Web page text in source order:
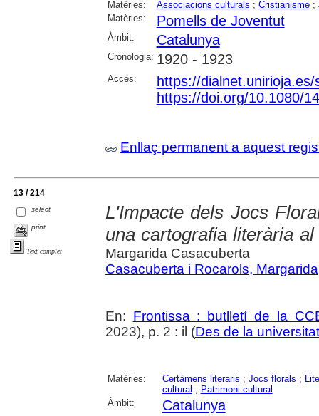
Matèries: Associacions culturals ; Cristianisme;
Matèries:
Pomells de Joventut
Àmbit: Catalunya
Cronologia: 1920 - 1923
Accés:
https://
https://doi.org/10.1080/
Enllaç permanent a aquest
13 / 214
select
print
Text complet
L'Impacte dels Jocs
una cartografia literària
Margarida Casacuberta
Casacuberta i Rocarols, Margarida
En: Frontissa : butlletí de la
2023), p. 2 : il (Des de la universitat
Matèries: Certàmens literaris ; Jocs florals ;
cultural ; Patrimoni cultural
Àmbit:
Catalunya